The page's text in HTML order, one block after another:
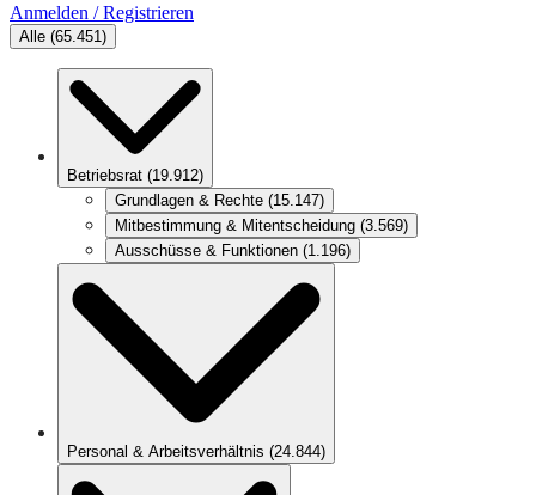
Anmelden / Registrieren
Alle (65.451)
Betriebsrat (19.912)
Grundlagen & Rechte (15.147)
Mitbestimmung & Mitentscheidung (3.569)
Ausschüsse & Funktionen (1.196)
Personal & Arbeitsverhältnis (24.844)